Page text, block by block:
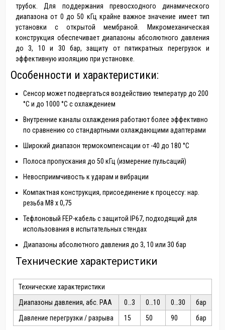
трубок. Для поддержания превосходного динамического
диапазона от 0 до 50 кГц крайне важное значение имеет тип
установки с открытой мембраной. Микромеханическая
конструкция обеспечивает диапазоны абсолютного давления
до 3, 10 и 30 бар, защиту от пятикратных перегрузок и
эффективную изоляцию при установке.
Особенности и характеристики:
Сенсор может подвергаться воздействию температур до 200
°C и до 1000 °C с охлаждением
Внутренние каналы охлаждения работают более эффективно
по сравнению со стандартными охлаждающими адаптерами
Широкий диапазон термокомпенсации от -40 до 180 °C
Полоса пропускания до 50 кГц (измерение пульсаций)
Невосприимчивость к ударам и вибрации
Компактная конструкция, присоединение к процессу: нар.
резьба M8 x 0,75
Тефлоновый FEP-кабель с защитой IP67, подходящий для
использования в испытательных стендах
Диапазоны абсолютного давления до 3, 10 или 30 бар
Технические характеристики
Технические характеристики
Диапазоны давления, абс. PAA
0…3 0…10 0…30
бар
Давление перегрузки / разрыва
15 50 90 бар